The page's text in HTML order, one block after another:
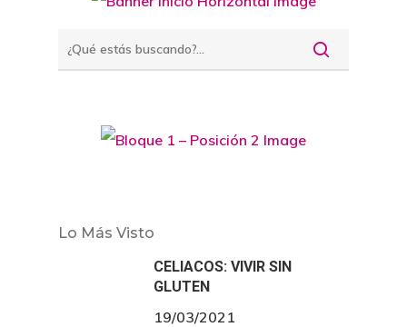
Lo Más Visto
CELIACOS: VIVIR SIN
GLUTEN
19/03/2021